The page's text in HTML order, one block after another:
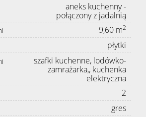
aneks kuchenny -
połączony z jadalnią
9,60 m2
płytki
szafki kuchenne, lodówko-
zamrażarka,, kuchenka
elektryczna
2
gres